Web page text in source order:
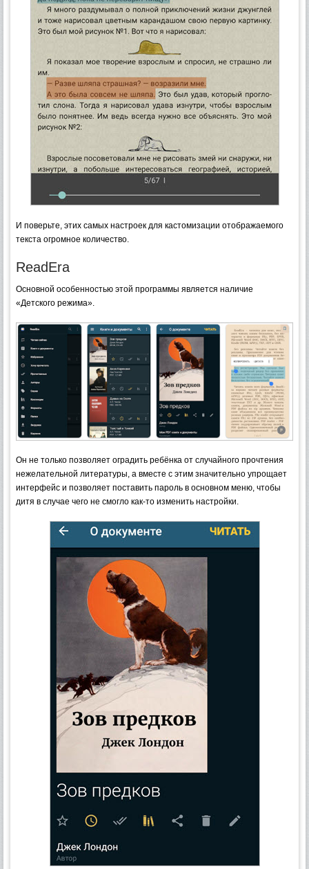
И поверьте, этих самых настроек для кастомизации отображаемого
текста огромное количество.
ReadEra
Основной особенностью этой программы является наличие
«Детского режима».
Он не только позволяет оградить ребёнка от случайного прочтения
нежелательной литературы, а вместе с этим значительно упрощает
интерфейс и позволяет поставить пароль в основном меню, чтобы
дитя в случае чего не смогло как-то изменить настройки.